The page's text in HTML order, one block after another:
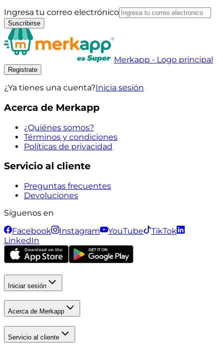
Ingresa tu correo electrónico
Suscribirse
Merkapp - Logo principal
Registrate
¿Ya tienes una cuenta?Inicia sesión
Acerca de Merkapp
¿Quiénes somos?
Términos y condiciones
Políticas de privacidad
Servicio al cliente
Preguntas frecuentes
Devoluciones
Síguenos en
Facebook
Instagram YouTube
TikTok
LinkedIn
Iniciar sesión
Acerca de Merkapp
Servicio al cliente